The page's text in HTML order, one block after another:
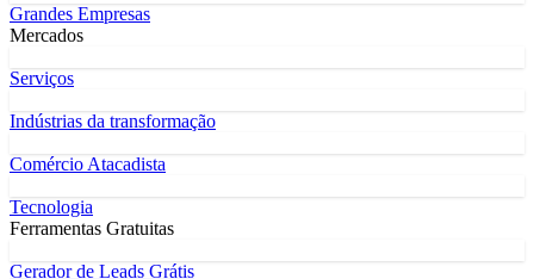
Grandes Empresas
Mercados
Serviços
Indústrias da transformação
Comércio Atacadista
Tecnologia
Ferramentas Gratuitas
Gerador de Leads Grátis